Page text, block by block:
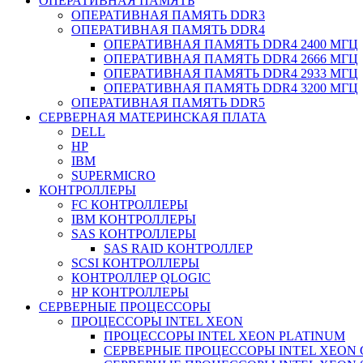
ОПЕРАТИВНАЯ ПАМЯТЬ DDR3
ОПЕРАТИВНАЯ ПАМЯТЬ DDR4
ОПЕРАТИВНАЯ ПАМЯТЬ DDR4 2400 МГЦ
ОПЕРАТИВНАЯ ПАМЯТЬ DDR4 2666 МГЦ
ОПЕРАТИВНАЯ ПАМЯТЬ DDR4 2933 МГЦ
ОПЕРАТИВНАЯ ПАМЯТЬ DDR4 3200 МГЦ
ОПЕРАТИВНАЯ ПАМЯТЬ DDR5
СЕРВЕРНАЯ МАТЕРИНСКАЯ ПЛАТА
DELL
HP
IBM
SUPERMICRO
КОНТРОЛЛЕРЫ
FC КОНТРОЛЛЕРЫ
IBM КОНТРОЛЛЕРЫ
SAS КОНТРОЛЛЕРЫ
SAS RAID КОНТРОЛЛЕР
SCSI КОНТРОЛЛЕРЫ
КОНТРОЛЛЕР QLOGIC
НР КОНТРОЛЛЕРЫ
СЕРВЕРНЫЕ ПРОЦЕССОРЫ
ПРОЦЕССОРЫ INTEL XEON
ПРОЦЕССОРЫ INTEL XEON PLATINUM
СЕРВЕРНЫЕ ПРОЦЕССОРЫ INTEL XEON